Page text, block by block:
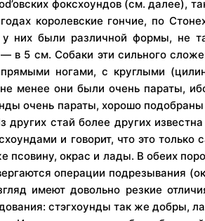
фоксхоундов (см. далее),
королевские гончие, по
них были различной формы, не
5 см. Собаки эти сильного
ногами, с круглыми
менее они были очень параты,
очень параты, хорошо
стай более других
и говорит, что это
окрас и лады. В обеих
операции подрезывания
имеют довольно резкие
стэгхоунды так же добры,